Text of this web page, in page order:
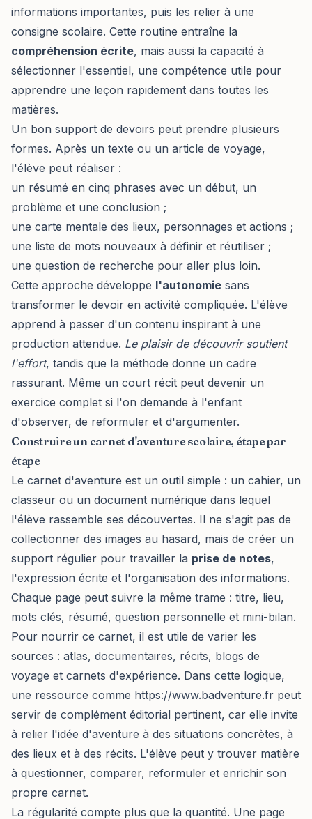
informations importantes, puis les relier à une
consigne scolaire. Cette routine entraîne la
compréhension écrite, mais aussi la capacité à
sélectionner l'essentiel, une compétence utile pour
apprendre une leçon rapidement dans toutes les
matières.
Un bon support de devoirs peut prendre plusieurs
formes. Après un texte ou un article de voyage,
l'élève peut réaliser :
un résumé en cinq phrases avec un début, un
problème et une conclusion ;
une carte mentale des lieux, personnages et actions ;
une liste de mots nouveaux à définir et réutiliser ;
une question de recherche pour aller plus loin.
Cette approche développe l'autonomie sans
transformer le devoir en activité compliquée. L'élève
apprend à passer d'un contenu inspirant à une
production attendue. Le plaisir de découvrir soutient
l'effort, tandis que la méthode donne un cadre
rassurant. Même un court récit peut devenir un
exercice complet si l'on demande à l'enfant
d'observer, de reformuler et d'argumenter.
Construire un carnet d'aventure scolaire, étape par
étape
Le carnet d'aventure est un outil simple : un cahier, un
classeur ou un document numérique dans lequel
l'élève rassemble ses découvertes. Il ne s'agit pas de
collectionner des images au hasard, mais de créer un
support régulier pour travailler la prise de notes,
l'expression écrite et l'organisation des informations.
Chaque page peut suivre la même trame : titre, lieu,
mots clés, résumé, question personnelle et mini-bilan.
Pour nourrir ce carnet, il est utile de varier les
sources : atlas, documentaires, récits, blogs de
voyage et carnets d'expérience. Dans cette logique,
une ressource comme https://www.badventure.fr peut
servir de complément éditorial pertinent, car elle invite
à relier l'idée d'aventure à des situations concrètes, à
des lieux et à des récits. L'élève peut y trouver matière
à questionner, comparer, reformuler et enrichir son
propre carnet.
La régularité compte plus que la quantité. Une page